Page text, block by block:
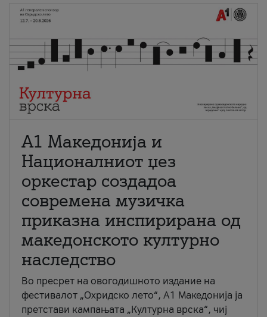
А1 Македонија и
Националниот џез
оркестар создадоа
современа музичка
приказна инспирирана од
македонското културно
наследство
Во пресрет на овогодишното издание на
фестивалот „Охридско лето“, А1 Македонија ја
претстави кампањата „Културна врска“, чиј